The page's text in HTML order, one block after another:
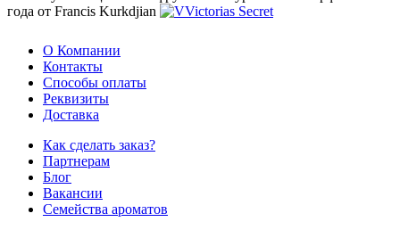
года от Francis Kurkdjian
О Компании
Контакты
Способы оплаты
Реквизиты
Доставка
Как сделать заказ?
Партнерам
Блог
Вакансии
Семейства ароматов